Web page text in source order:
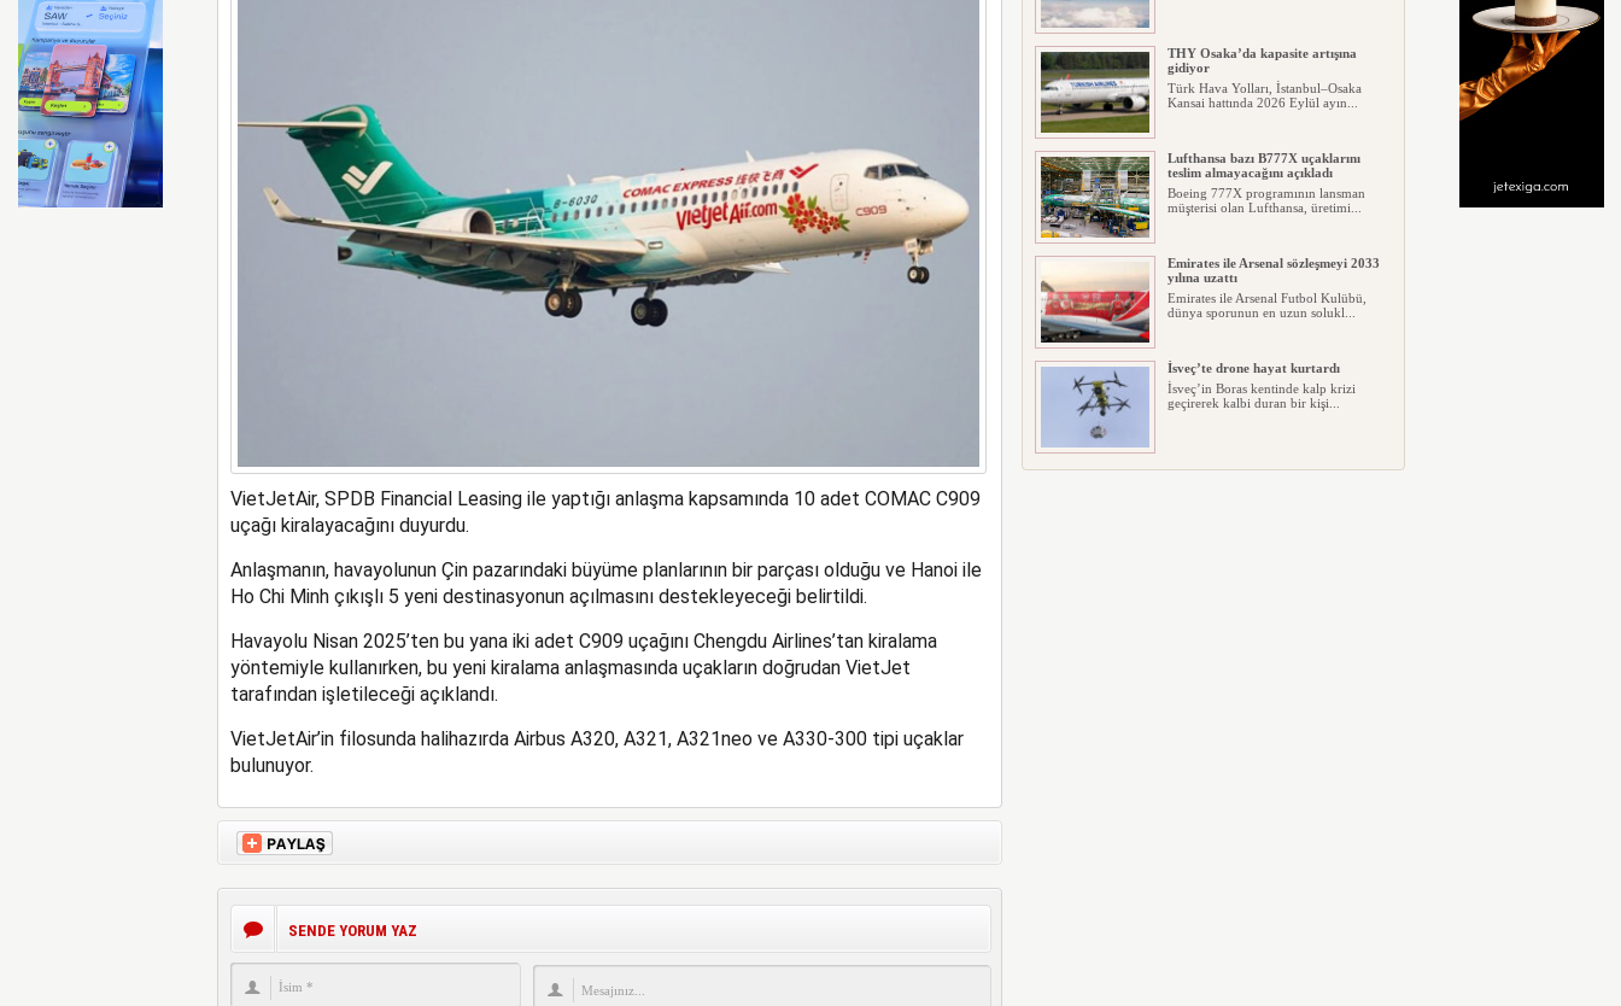
VietJetAir, SPDB Financial Leasing ile yaptığı anlaşma kapsamında 10 adet COMAC C909
uçağı kiralayacağını duyurdu.
Anlaşmanın, havayolunun Çin pazarındaki büyüme planlarının bir parçası olduğu ve Hanoi ile
Ho Chi Minh çıkışlı 5 yeni destinasyonun açılmasını destekleyeceği belirtildi.
Havayolu Nisan 2025’ten bu yana iki adet C909 uçağını Chengdu Airlines’tan kiralama
yöntemiyle kullanırken, bu yeni kiralama anlaşmasında uçakların doğrudan VietJet
tarafından işletileceği açıklandı.
VietJetAir’in filosunda halihazırda Airbus A320, A321, A321neo ve A330-300 tipi uçaklar
bulunuyor.
SENDE YORUM YAZ
THY Osaka’da kapasite artışına
gidiyor
Türk Hava Yolları, İstanbul–Osaka
Kansai hattında 2026 Eylül ayın...
Lufthansa bazı B777X uçaklarını
teslim almayacağını açıkladı
Boeing 777X programının lansman
müşterisi olan Lufthansa, üretimi...
Emirates ile Arsenal sözleşmeyi 2033
yılına uzattı
Emirates ile Arsenal Futbol Kulübü,
dünya sporunun en uzun solukl...
İsveç’te drone hayat kurtardı
İsveç’in Boras kentinde kalp krizi
geçirerek kalbi duran bir kişi...
Ryanair kış sezonunda Fas’ta rekor